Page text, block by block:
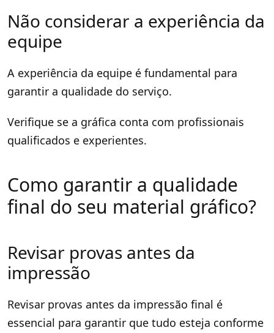
Não considerar a experiência da
equipe
A experiência da equipe é fundamental para
garantir a qualidade do serviço.
Verifique se a gráfica conta com profissionais
qualificados e experientes.
Como garantir a qualidade
final do seu material gráfico?
Revisar provas antes da
impressão
Revisar provas antes da impressão final é
essencial para garantir que tudo esteja conforme